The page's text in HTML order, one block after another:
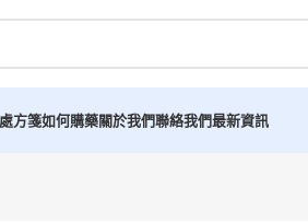
方箋如何購藥關於我們聯絡我們最新資訊